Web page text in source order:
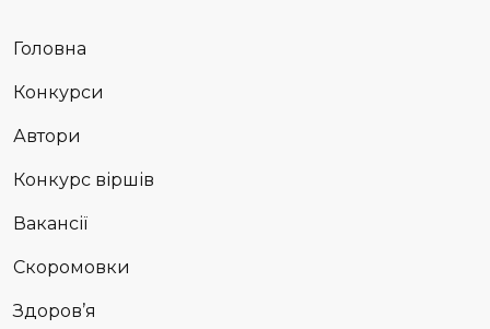
Головна
Конкурси
Автори
Конкурс віршів
Вакансії
Скоромовки
Здоров’я